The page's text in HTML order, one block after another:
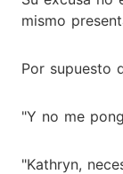
mismo
Por supuesto
"Y no me
"Kathryn,